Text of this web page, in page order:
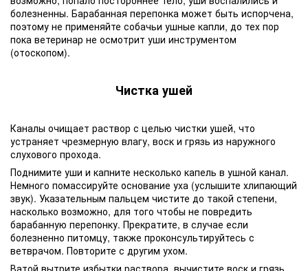
болезненны. Барабанная перепонка может быть испорчена,
поэтому не применяйте собачьи ушные капли, до тех пор
пока ветеринар не осмотрит уши инструментом
(отоскопом).
Чистка ушей
Каналы очищает раствор с целью чистки ушей, что
устраняет чрезмерную влагу, воск и грязь из наружного
слухового прохода.
Поднимите уши и капните несколько капель в ушной канал.
Немного помассируйте основание уха (услышите хлипающий
звук). Указательным пальцем чистите до такой степени,
насколько возможно, для того чтобы не повредить
барабанную перепонку. Прекратите, в случае если
болезненно питомцу, также проконсультируйтесь с
ветврачом. Повторите с другим ухом.
Ватой вытрите избытки раствора, вычистите воск и грязь.